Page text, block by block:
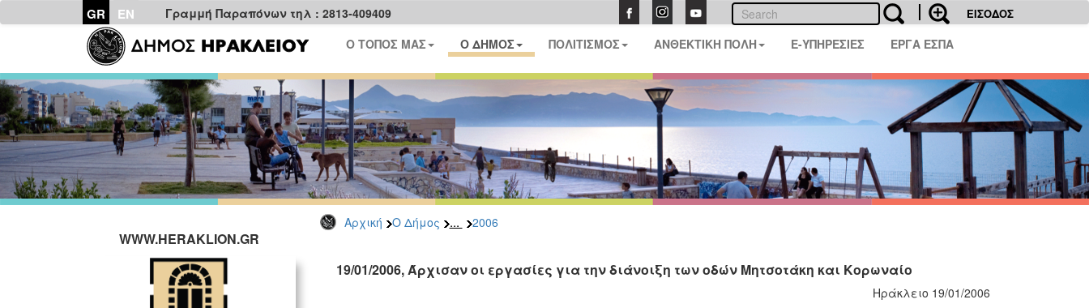
GR EN Γραμμή Παραπόνων τηλ : 2813-409409 ΕΙΣΟΔΟΣ
Ο ΤΟΠΟΣ ΜΑΣ Ο ΔΗΜΟΣ ΠΟΛΙΤΙΣΜΟΣ ΑΝΘΕΚΤΙΚΗ ΠΟΛΗ E-ΥΠΗΡΕΣΙΕΣ ΕΡΓΑ ΕΣΠΑ
Αρχική Ο Δήμος ... 2006
WWW.HERAKLION.GR
19/01/2006, Άρχισαν οι εργασίες για την διάνοιξη των οδών Μητσοτάκη και Κορωναίο
Ηράκλειο 19/01/2006